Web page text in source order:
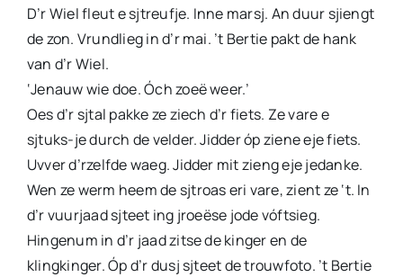
D’r Wiel fleut e sjtreufje. Inne marsj. An duur sjiengt
de zon. Vrundlieg in d’r mai. ’t Bertie pakt de hank
van d’r Wiel.
‘Jenauw wie doe. Óch zoeë weer.’
Oes d’r sjtal pakke ze ziech d’r fiets. Ze vare e
sjtuks-je durch de velder. Jidder óp ziene eje fiets.
Uvver d’rzelfde waeg. Jidder mit zieng eje jedanke.
Wen ze werm heem de sjtroas eri vare, zient ze ‘t. In
d’r vuurjaad sjteet ing jroeëse jode vóftsieg.
Hingenum in d’r jaad zitse de kinger en de
klingkinger. Óp d’r dusj sjteet de trouwfoto. ’t Bertie